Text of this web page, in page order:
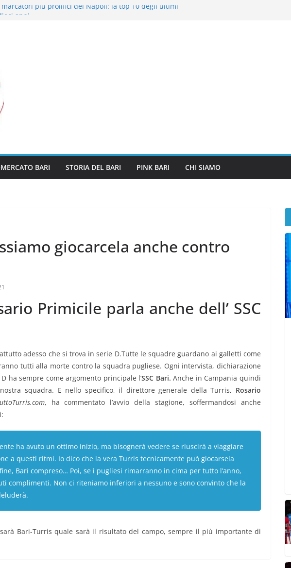
marcatori più prolifici del Napoli: la top 10 degli ultimi
che dal Sud sono arrivati in alto: il ponte tra Serie
BARI STORIA DEL BARI PINK BARI CHI SIAMO
giocarcela anche contro
Primicile parla anche dell’ SSC
adesso che si trova in serie D.Tutte le squadre guardano ai galletti come
tutti alla morte contro la squadra pugliese. Ogni intervista, dichiarazione
ha sempre come argomento principale l’SSC Bari. Anche in Campania quindi
squadra. E nello specifico, il direttore generale della Turris, Rosario
, ha commentato l’avvio della stagione, soffermandosi anche
ha avuto un ottimo inizio, ma bisognerà vedere se riuscirà a viaggiare
a questi ritmi. Io dico che la vera Turris tecnicamente può giocarsela
Bari compreso… Poi, se i pugliesi rimarranno in cima per tutto l’anno,
complimenti. Non ci riteniamo inferiori a nessuno e sono convinto che la
Bari-Turris quale sarà il risultato del campo, sempre il più importante di